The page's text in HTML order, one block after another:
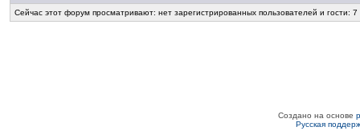
Сейчас этот форум просматривают: нет зарегистрированных пользователей и гости: 7
Создано на основе
Русская